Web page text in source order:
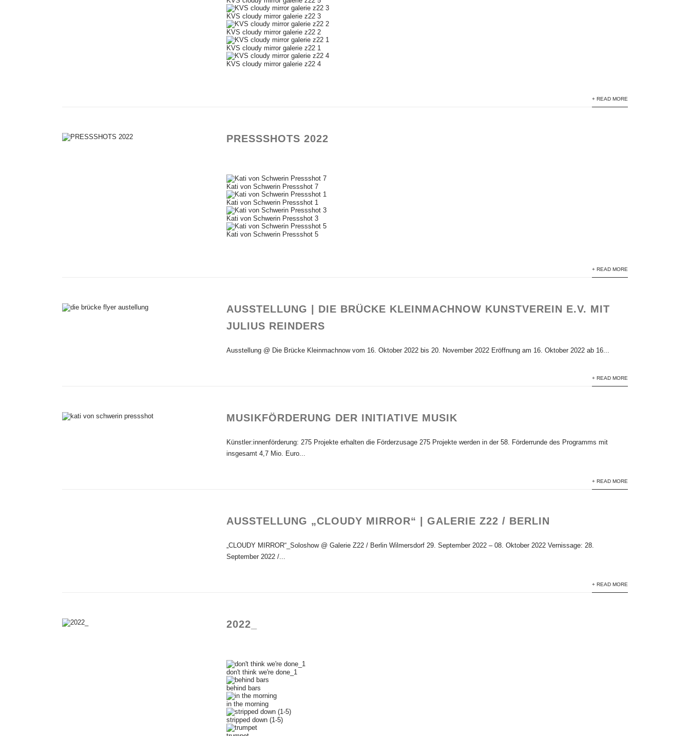
KVS cloudy mirror galerie z22 3
KVS cloudy mirror galerie z22 2
KVS cloudy mirror galerie z22 1
KVS cloudy mirror galerie z22 4
+ READ MORE
PRESSSHOTS 2022
Kati von Schwerin Pressshot 7
Kati von Schwerin Pressshot 1
Kati von Schwerin Pressshot 3
Kati von Schwerin Pressshot 5
+ READ MORE
AUSSTELLUNG | DIE BRÜCKE KLEINMACHNOW KUNSTVEREIN E.V. MIT
JULIUS REINDERS
Ausstellung @ Die Brücke Kleinmachnow vom 16. Oktober 2022 bis 20. November 2022 Eröffnung am 16. Oktober 2022 ab 16...
+ READ MORE
MUSIKFÖRDERUNG DER INITIATIVE MUSIK
Künstler:innenförderung: 275 Projekte erhalten die Förderzusage 275 Projekte werden in der 58. Förderrunde des Programms mit
insgesamt 4,7 Mio. Euro...
+ READ MORE
AUSSTELLUNG „CLOUDY MIRROR“ | GALERIE Z22 / BERLIN
„CLOUDY MIRROR“_Soloshow @ Galerie Z22 / Berlin Wilmersdorf 29. September 2022 – 08. Oktober 2022 Vernissage: 28.
September 2022 /...
+ READ MORE
2022_
don't think we're done_1
behind bars
in the morning
stripped down (1-5)